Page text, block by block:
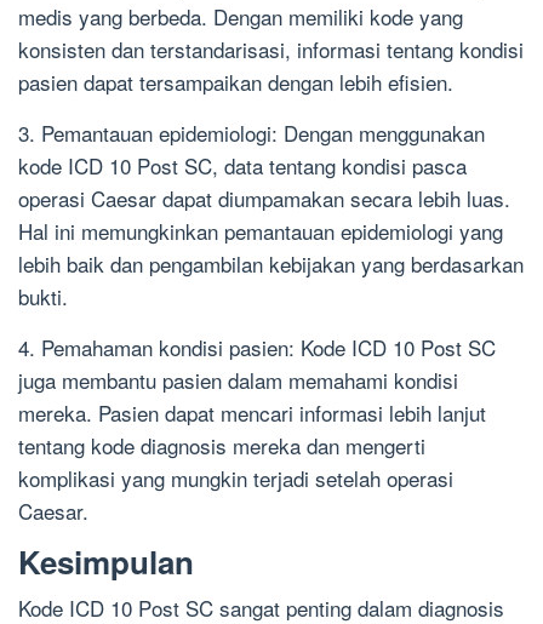
medis yang berbeda. Dengan memiliki kode yang
konsisten dan terstandarisasi, informasi tentang kondisi
pasien dapat tersampaikan dengan lebih efisien.
3. Pemantauan epidemiologi: Dengan menggunakan
kode ICD 10 Post SC, data tentang kondisi pasca
operasi Caesar dapat diumpamakan secara lebih luas.
Hal ini memungkinkan pemantauan epidemiologi yang
lebih baik dan pengambilan kebijakan yang berdasarkan
bukti.
4. Pemahaman kondisi pasien: Kode ICD 10 Post SC
juga membantu pasien dalam memahami kondisi
mereka. Pasien dapat mencari informasi lebih lanjut
tentang kode diagnosis mereka dan mengerti
komplikasi yang mungkin terjadi setelah operasi
Caesar.
Kesimpulan
Kode ICD 10 Post SC sangat penting dalam diagnosis